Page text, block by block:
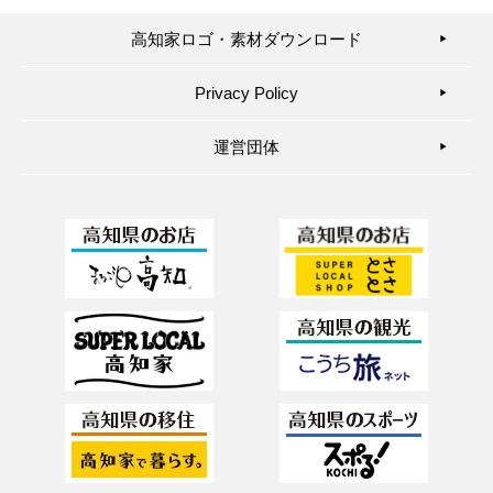
高知家ロゴ・素材ダウンロード ▶︎
Privacy Policy ▶︎
運営団体 ▶︎